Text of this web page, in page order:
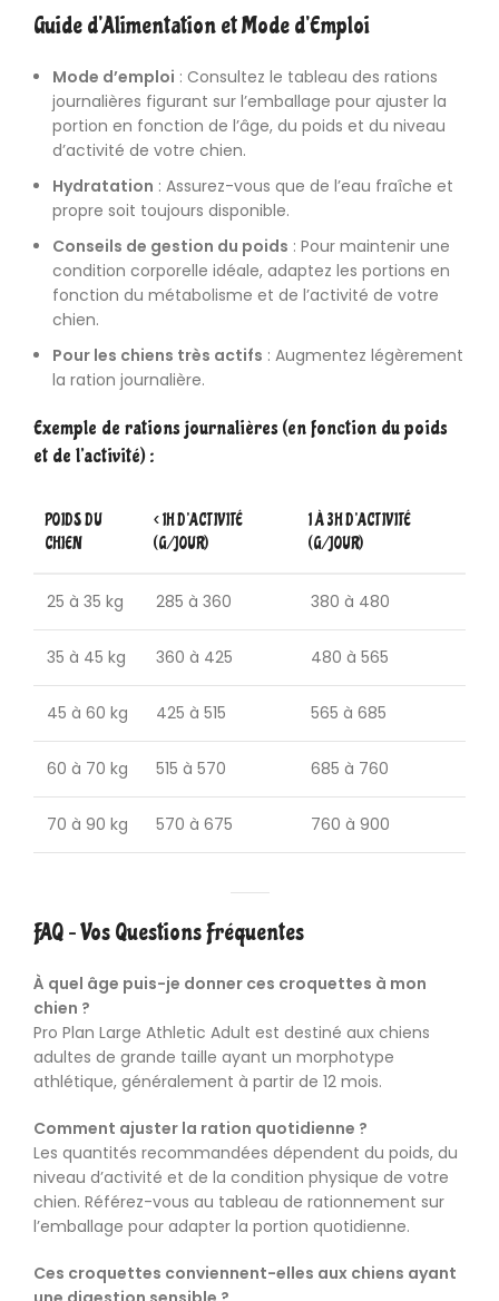
Guide d’Alimentation et Mode d’Emploi
Mode d’emploi : Consultez le tableau des rations
journalières figurant sur l’emballage pour ajuster la
portion en fonction de l’âge, du poids et du niveau
d’activité de votre chien.
Hydratation : Assurez-vous que de l’eau fraîche et
propre soit toujours disponible.
Conseils de gestion du poids : Pour maintenir une
condition corporelle idéale, adaptez les portions en
fonction du métabolisme et de l’activité de votre
chien.
Pour les chiens très actifs : Augmentez légèrement
la ration journalière.
Exemple de rations journalières (en fonction du poids
et de l’activité) :
POIDS DU
CHIEN
< 1H D’ACTIVITÉ
(G/JOUR)
1 À 3H D’ACTIVITÉ
(G/JOUR)
25 à 35 kg 285 à 360 380 à 480
35 à 45 kg 360 à 425 480 à 565
45 à 60 kg 425 à 515 565 à 685
60 à 70 kg 515 à 570 685 à 760
70 à 90 kg 570 à 675 760 à 900
FAQ – Vos Questions Fréquentes
À quel âge puis-je donner ces croquettes à mon
chien ?
Pro Plan Large Athletic Adult est destiné aux chiens
adultes de grande taille ayant un morphotype
athlétique, généralement à partir de 12 mois.
Comment ajuster la ration quotidienne ?
Les quantités recommandées dépendent du poids, du
niveau d’activité et de la condition physique de votre
chien. Référez-vous au tableau de rationnement sur
l’emballage pour adapter la portion quotidienne.
Ces croquettes conviennent-elles aux chiens ayant